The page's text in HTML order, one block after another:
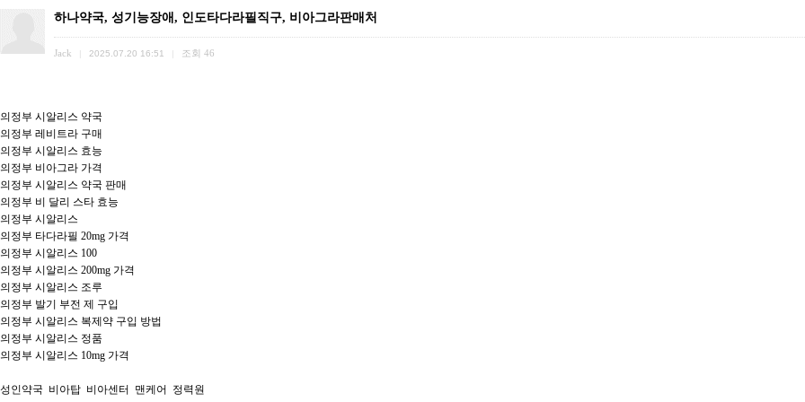
하나약국, 성기능장애, 인도타다라필직구, 비아그라판매처
Jack 2025.07.20 16:51 조회 46
의정부 시알리스 약국
의정부 레비트라 구매
의정부 시알리스 효능
의정부 비아그라 가격
의정부 시알리스 약국 판매
의정부 비 달리 스타 효능
의정부 시알리스
의정부 타다라필 20mg 가격
의정부 시알리스 100
의정부 시알리스 200mg 가격
의정부 시알리스 조루
의정부 발기 부전 제 구입
의정부 시알리스 복제약 구입 방법
의정부 시알리스 정품
의정부 시알리스 10mg 가격
성인약국  비아탑  비아센터  맨케어  정력원